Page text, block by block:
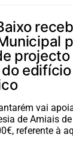
projecto
vai
de Amiais
referente à